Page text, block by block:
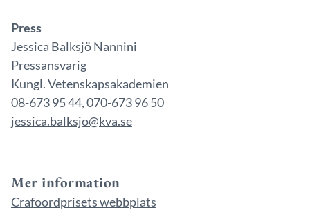
Press
Jessica Balksjö Nannini
Pressansvarig
Kungl. Vetenskapsakademien
08-673 95 44, 070-673 96 50
jessica.balksjo@kva.se
Mer information
Crafoordprisets webbplats